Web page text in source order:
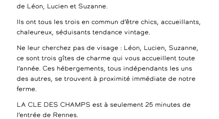
de Léon, Lucien et Suzanne.
Ils ont tous les trois en commun d’être chics, accueillants,
chaleureux, séduisants tendance vintage.
Ne leur cherchez pas de visage : Léon, Lucien, Suzanne,
ce sont trois gîtes de charme qui vous accueillent toute
l’année. Ces hébergements, tous indépendants les uns
des autres, se trouvent à proximité immédiate de notre
ferme.
LA CLE DES CHAMPS est à seulement 25 minutes de
l’entrée de Rennes.